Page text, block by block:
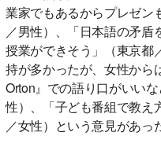
業家でもあるからプレゼン
／男性）、「日本語の矛
授業ができそう」（東京都
持が多かったが、女性から
Orton』での語り口がいい
性）、「子ども番組で教え
／女性）という意見があっ